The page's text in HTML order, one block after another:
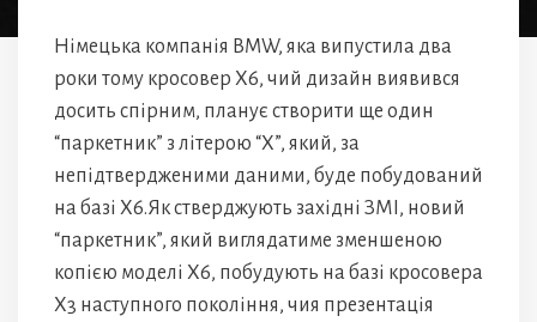
Німецька компанія BMW, яка випустила два
роки тому кросовер X6, чий дизайн виявився
досить спірним, планує створити ще один
“паркетник” з літерою “X”, який, за
непідтвердженими даними, буде побудований
на базі X6.Як стверджують західні ЗМІ, новий
“паркетник”, який виглядатиме зменшеною
копією моделі X6, побудують на базі кросовера
X3 наступного покоління, чия презентація